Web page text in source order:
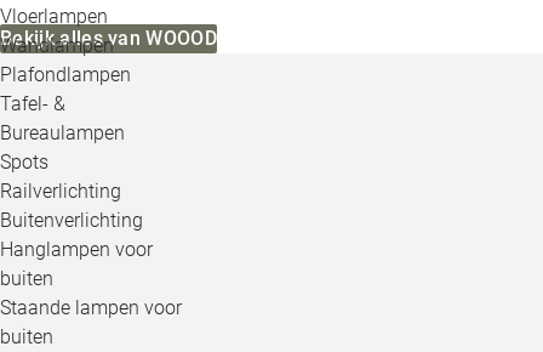
Vloerlampen
Wandlampen
Plafondlampen
Tafel- &
Bureaulampen
Spots
Railverlichting
Buitenverlichting
Hanglampen voor
buiten
Staande lampen voor
buiten
Bekijk alles van WOOOD